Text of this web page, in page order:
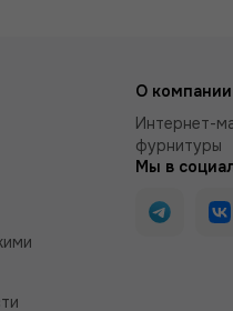
О компании
Интернет-
фурнитуры
Мы в